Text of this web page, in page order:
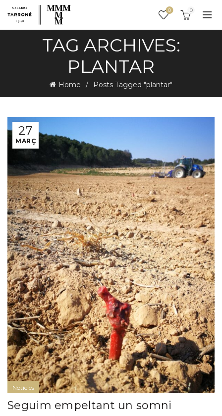
0 0
TAG ARCHIVES:
PLANTAR
Home Posts Tagged "plantar"
27
MARÇ
Notícies
Seguim empeltant un somni